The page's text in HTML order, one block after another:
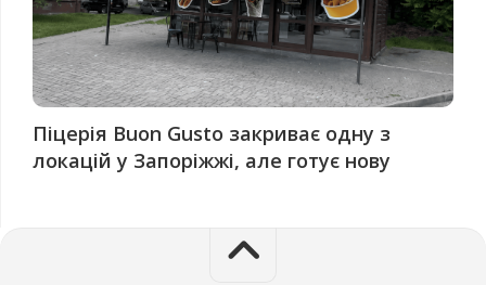
Піцерія Buon Gusto закриває одну з
локацій у Запоріжжі, але готує нову